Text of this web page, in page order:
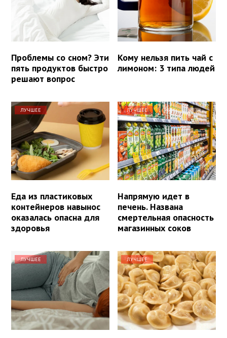
Проблемы со сном? Эти
пять продуктов быстро
решают вопрос
Кому нельзя пить чай с
лимоном: 3 типа людей
ЛУЧШЕЕ
Еда из пластиковых
контейнеров навынос
оказалась опасна для
здоровья
ЛУЧШЕЕ
Напрямую идет в
печень. Названа
смертельная опасность
магазинных соков
ЛУЧШЕЕ ЛУЧШЕЕ